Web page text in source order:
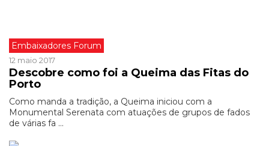
Embaixadores Forum
12 maio 2017
Descobre como foi a Queima das Fitas do
Porto
Como manda a tradição, a Queima iniciou com a
Monumental Serenata com atuações de grupos de fados
de várias fa ...